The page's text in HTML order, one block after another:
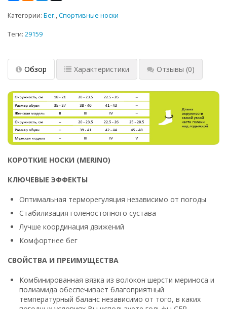
Категории: Бег.,Спортивные носки
Теги: 29159
Обзор Характеристики Отзывы (0)
КОРОТКИЕ НОСКИ (MERINO)
КЛЮЧЕВЫЕ ЭФФЕКТЫ
Оптимальная терморегуляция независимо от погоды
Стабилизация голеностопного сустава
Лучше координация движений
Комфортнее бег
СВОЙСТВА И ПРЕИМУЩЕСТВА
Комбинированная вязка из волокон шерсти мериноса и
полиамида обеспечивает благоприятный
температурный баланс независимо от того, в каких